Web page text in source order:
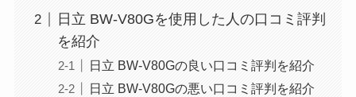
日立 BW-V80Gを使用した人の口コミ評判
を紹介
日立 BW-V80Gの良い口コミ評判を紹介
日立 BW-V80Gの悪い口コミ評判を紹介